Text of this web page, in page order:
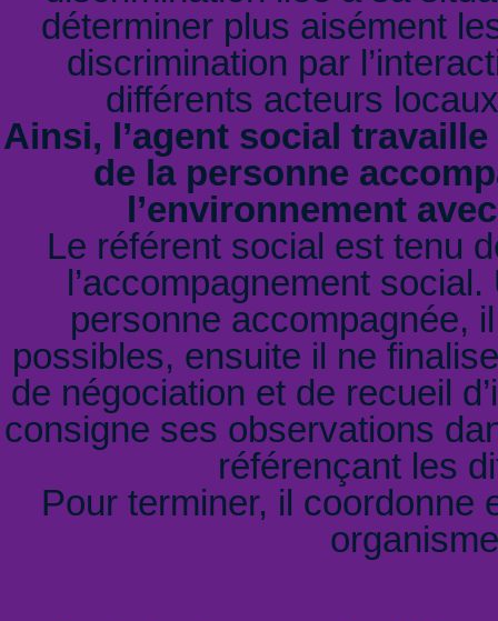
déterminer plus aisément
discrimination par
différents acteurs
Ainsi, l’agent social
de la personne
l’environnement
Le référent social est tenu
l’accompagnement
personne accompagnée,
possibles, ensuite il ne
de négociation et de recueil
consigne ses observations
référençant les
Pour terminer, il coordonne